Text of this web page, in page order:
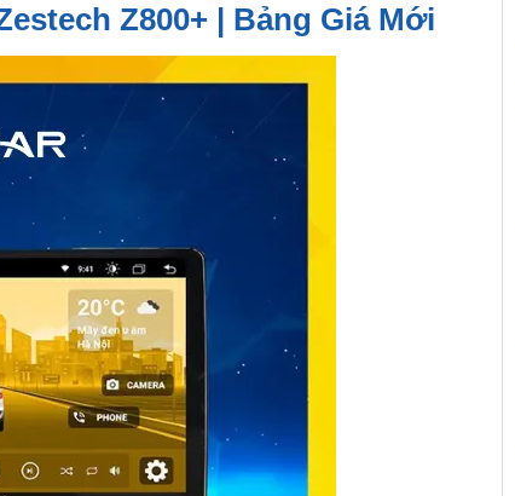
Z800+ | Bảng Giá Mới